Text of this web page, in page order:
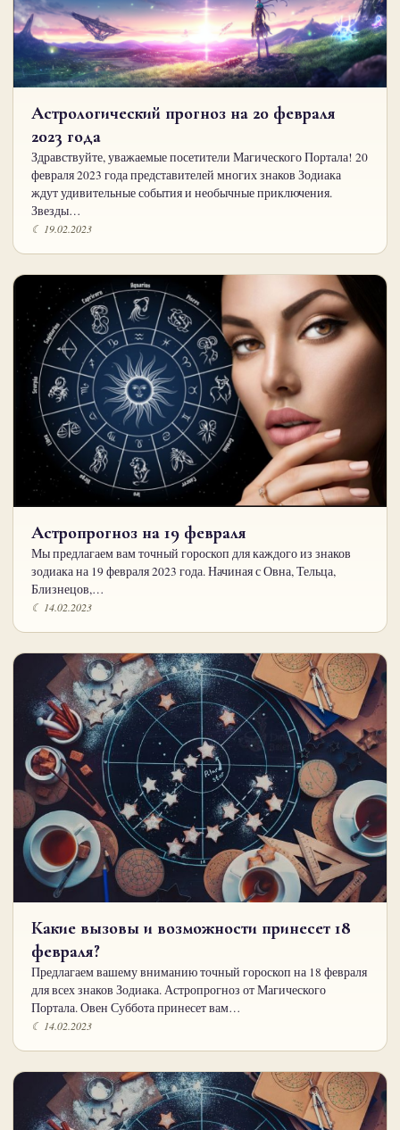
Астрологический прогноз на 20 февраля
2023 года
Здравствуйте, уважаемые посетители Магического Портала! 20
февраля 2023 года представителей многих знаков Зодиака
ждут удивительные события и необычные приключения.
Звезды…
☾ 19.02.2023
Астропрогноз на 19 февраля
Мы предлагаем вам точный гороскоп для каждого из знаков
зодиака на 19 февраля 2023 года. Начиная с Овна, Тельца,
Близнецов,…
☾ 14.02.2023
Какие вызовы и возможности принесет 18
февраля?
Предлагаем вашему вниманию точный гороскоп на 18 февраля
для всех знаков Зодиака. Астропрогноз от Магического
Портала. Овен Суббота принесет вам…
☾ 14.02.2023